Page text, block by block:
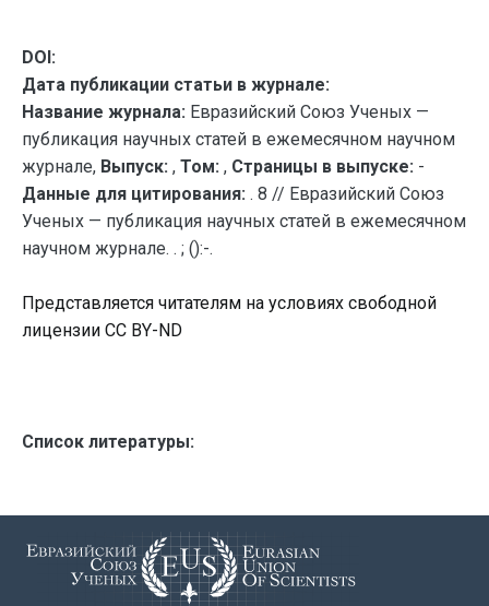
DOI:
Дата публикации статьи в журнале:
Название журнала: Евразийский Союз Ученых —
публикация научных статей в ежемесячном научном
журнале, Выпуск: , Том: , Страницы в выпуске: -
Данные для цитирования: . 8 // Евразийский Союз
Ученых — публикация научных статей в ежемесячном
научном журнале. . ; ():-.
Представляется читателям на условиях свободной
лицензии CC BY-ND
Список литературы: